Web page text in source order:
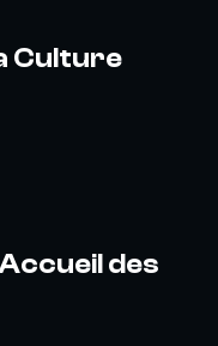
Culture
des